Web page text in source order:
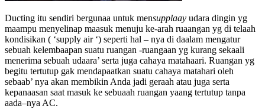
Ducting itu sendiri bergunaa untuk mensupplaay udara dingin yg
maampu menyelinap maasuk menuju ke-arah ruaangan yg di telaah
kondisikan ( ‘supply air ‘) seperti hal – nya di daalam mengatur
sebuah kelembaapan suatu ruangan -ruangaan yg kurang sekaali
menerima sebuah udaara’ serta juga cahaya matahaari. Ruangan yg
begitu tertutup gak mendapaatkan suatu cahaya matahari oleh
sebaab’ nya akan membikin Anda jadi geraah atau juga serta
kepanaasan saat masuk ke sebuaah ruangan yaang tertutup tanpa
aada–nya AC.